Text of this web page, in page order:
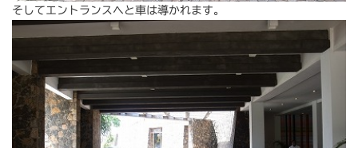
そしてエントランスへと車は導かれます。